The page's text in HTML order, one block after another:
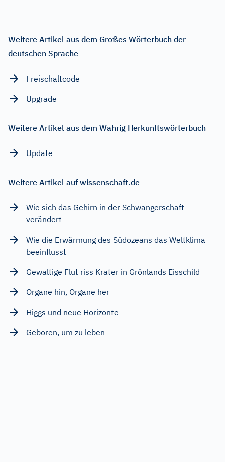
Weitere Artikel aus dem Großes Wörterbuch der
deutschen Sprache
Freischaltcode
Upgrade
Weitere Artikel aus dem Wahrig Herkunftswörterbuch
Update
Weitere Artikel auf wissenschaft.de
Wie sich das Gehirn in der Schwangerschaft
verändert
Wie die Erwärmung des Südozeans das Weltklima
beeinflusst
Gewaltige Flut riss Krater in Grönlands Eisschild
Organe hin, Organe her
Higgs und neue Horizonte
Geboren, um zu leben